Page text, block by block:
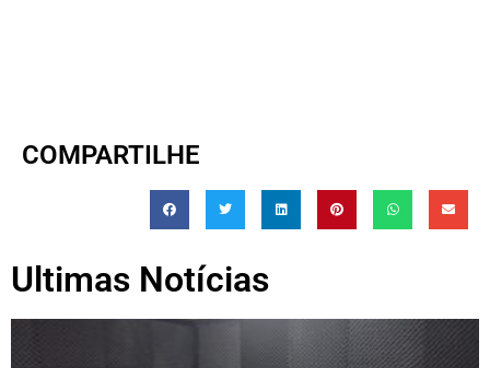
COMPARTILHE
Ultimas Notícias